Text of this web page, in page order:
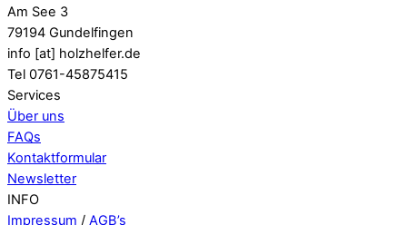
Am See 3
79194 Gundelfingen
info [at] holzhelfer.de
Tel 0761-45875415
Services
Über uns
FAQs
Kontaktformular
Newsletter
INFO
Impressum / AGB’s